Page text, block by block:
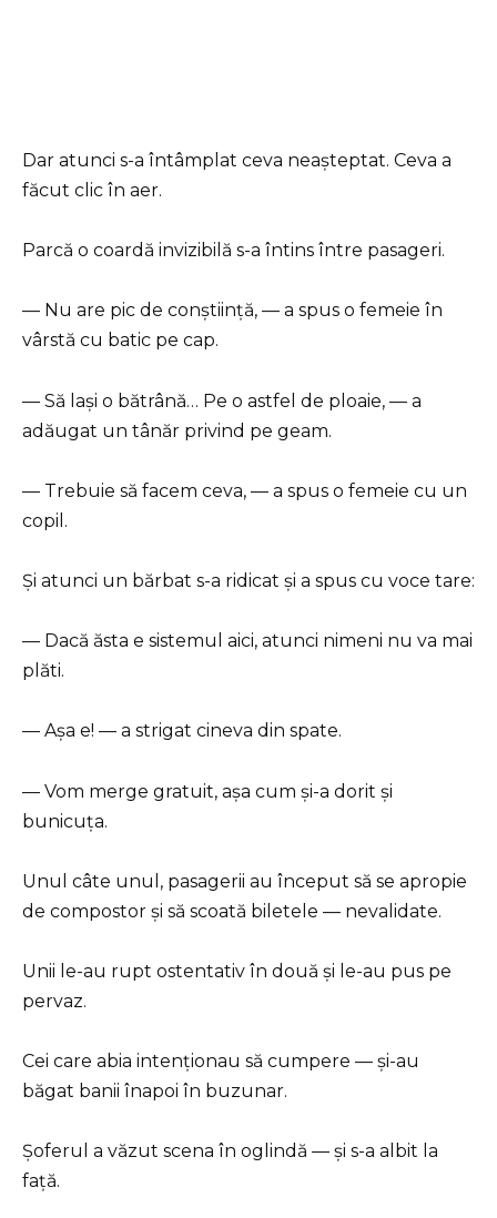
Dar atunci s-a întâmplat ceva neașteptat. Ceva a
făcut clic în aer.
Parcă o coardă invizibilă s-a întins între pasageri.
— Nu are pic de conștiință, — a spus o femeie în
vârstă cu batic pe cap.
— Să lași o bătrână… Pe o astfel de ploaie, — a
adăugat un tânăr privind pe geam.
— Trebuie să facem ceva, — a spus o femeie cu un
copil.
Și atunci un bărbat s-a ridicat și a spus cu voce tare:
— Dacă ăsta e sistemul aici, atunci nimeni nu va mai
plăti.
— Așa e! — a strigat cineva din spate.
— Vom merge gratuit, așa cum și-a dorit și
bunicuța.
Unul câte unul, pasagerii au început să se apropie
de compostor și să scoată biletele — nevalidate.
Unii le-au rupt ostentativ în două și le-au pus pe
pervaz.
Cei care abia intenționau să cumpere — și-au
băgat banii înapoi în buzunar.
Șoferul a văzut scena în oglindă — și s-a albit la
față.